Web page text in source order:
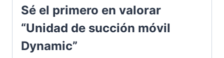
Sé el primero en valorar
“Unidad de succión móvil
Dynamic”